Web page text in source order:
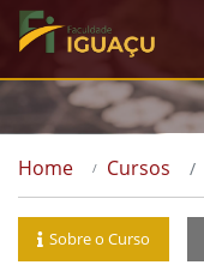
Home Cursos
Sobre o Curso